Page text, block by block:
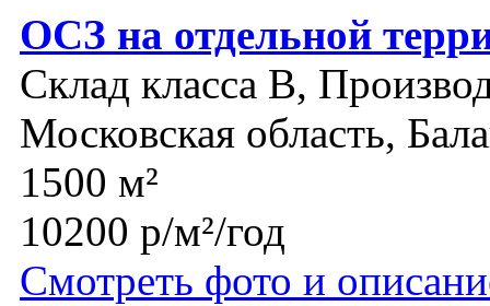
ОСЗ на отдельной
Склад класса B,
Московская область,
1500 м²
10200 р/м²/год
Смотреть фото и